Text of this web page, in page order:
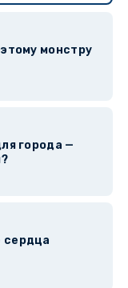
монстру
города —
сердца